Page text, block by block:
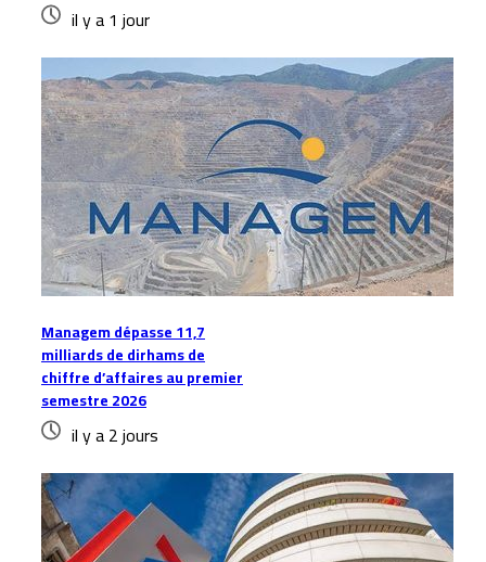
il y a 1 jour
Managem dépasse 11,7
milliards de dirhams de
chiffre d’affaires au premier
semestre 2026
il y a 2 jours